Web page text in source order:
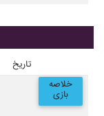
تاریخ
خلاصه
بازی